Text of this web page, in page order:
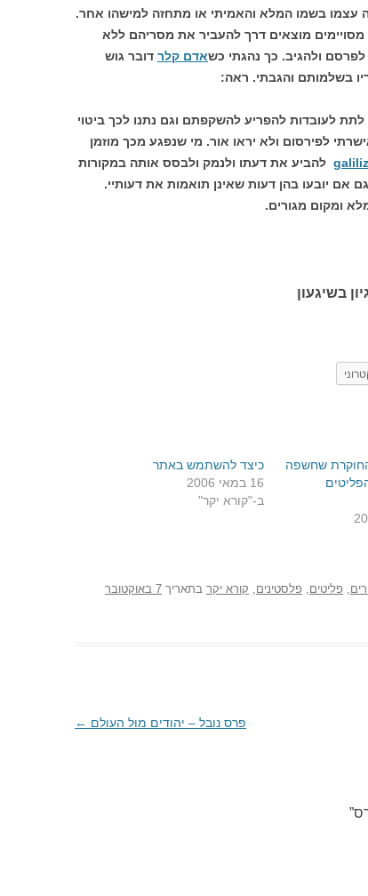
עצמו בשמו המלא והאמיתי או מתחזה למישהו אחר.
מוצאים דרך להעביר את מסריהם ללא
לפרסם ולהגיב. כך נהגתי כשאדם קלר דובר גוש
בשלמותם והגבתי. ראה:
לעובדות להפריע להשקפתם וגם נתנו לכך ביטוי
לפירסום ולא יראו אור. מי שנפגע מכך מוזמן
להביע את דעתו ולנמק ולבסס אותה במקורות
אם יובעו בהן דעות שאינן תואמות את דעותיי.
ומקום מגורים.
בשיגעון
שחשפה
כיצד להשתמש באתר
16 במאי 2006
ב-"קורא יקר"
, פליטים, פלסטינים, קורא יקר בתאריך
7 באוקטובר
פרס נובל – יהודים מול העולם ←
”